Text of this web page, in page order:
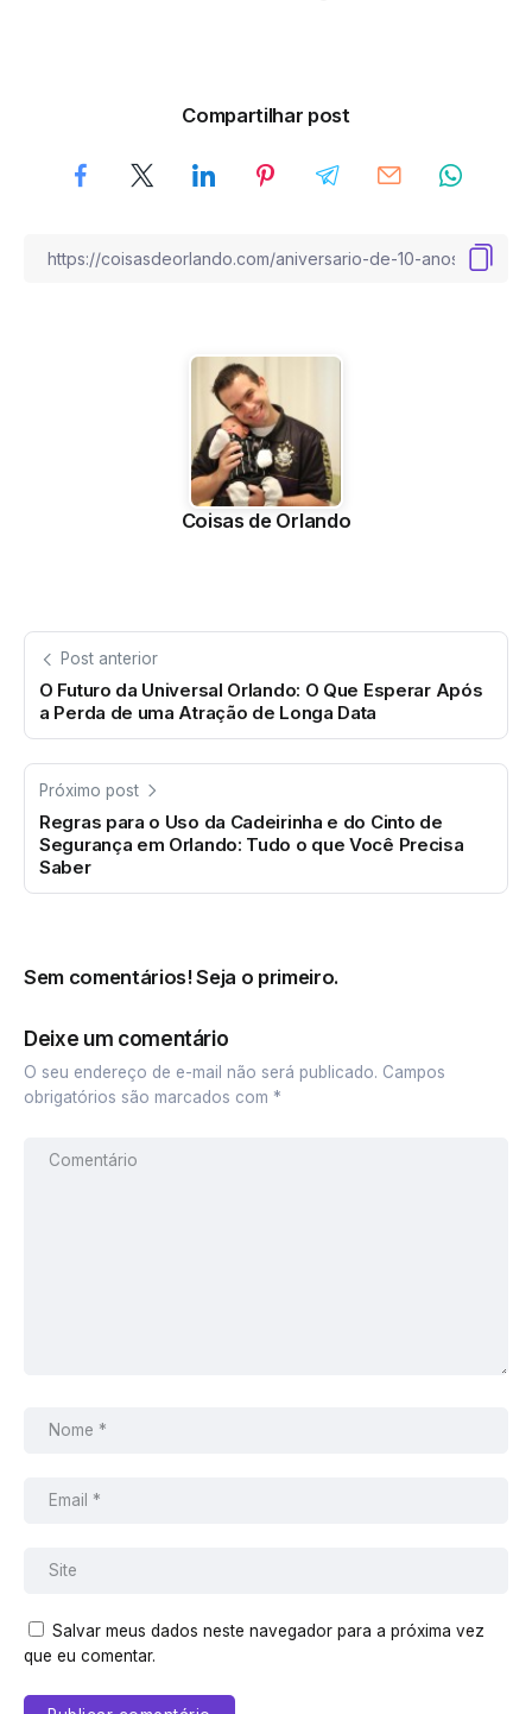
Compartilhar post
Coisas de Orlando
Post anterior
O Futuro da Universal Orlando: O Que Esperar Após
a Perda de uma Atração de Longa Data
Próximo post
Regras para o Uso da Cadeirinha e do Cinto de
Segurança em Orlando: Tudo o que Você Precisa
Saber
Sem comentários! Seja o primeiro.
Deixe um comentário
O seu endereço de e-mail não será publicado. Campos
obrigatórios são marcados com *
Salvar meus dados neste navegador para a próxima vez
que eu comentar.